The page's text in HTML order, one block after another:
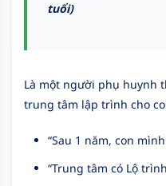
tuổi)
Là một người phụ huynh
trung tâm lập trình cho
“Sau 1 năm, con
“Trung tâm có Lộ